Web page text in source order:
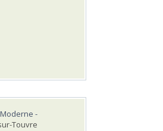
-
Touvre